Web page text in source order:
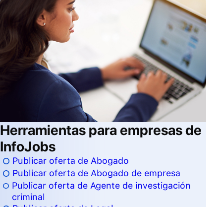
Herramientas para empresas de
InfoJobs
Publicar oferta de Abogado
Publicar oferta de Abogado de empresa
Publicar oferta de Agente de investigación
criminal